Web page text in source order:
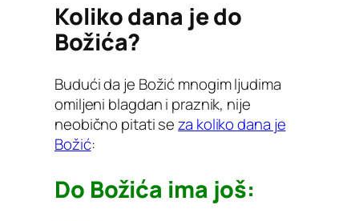
Koliko dana je do
Božića?
Budući da je Božić mnogim ljudima
omiljeni blagdan i praznik, nije
neobično pitati seza koliko dana je
Božić:
Do Božića ima još: